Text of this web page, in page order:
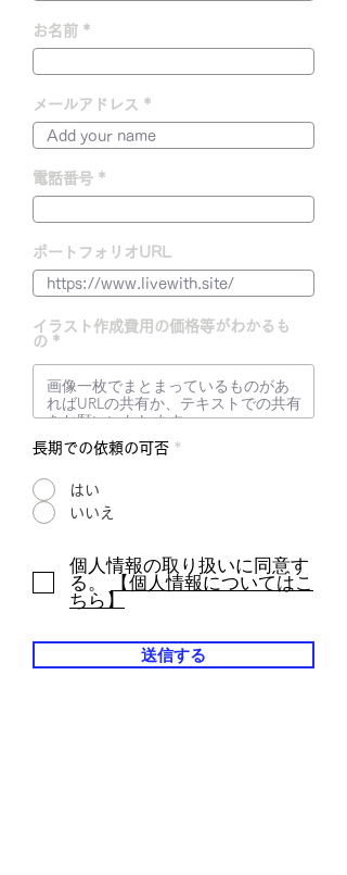
お名前
メールアドレス
電話番号
ポートフォリオURL
イラスト作成費用の価格等がわかるも
の
長期での依頼の可否 *
はい
いいえ
個人情報の取り扱いに同意す
る。 【個人情報についてはこ
ちら】
送信する